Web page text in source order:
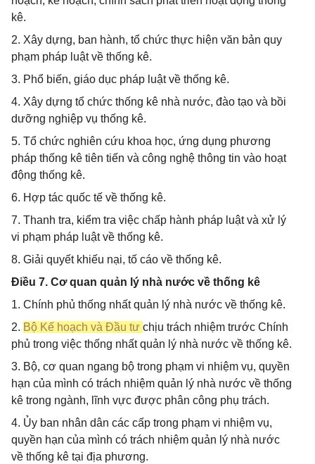
kê.
2. Xây dựng, ban hành, tổ chức thực hiện văn bản quy
phạm pháp luật về thống kê.
3. Phổ biến, giáo dục pháp luật về thống kê.
4. Xây dựng tổ chức thống kê nhà nước, đào tạo và bồi
dưỡng nghiệp vụ thống kê.
5. Tổ chức nghiên cứu khoa học, ứng dụng phương
pháp thống kê tiên tiến và công nghệ thông tin vào hoạt
động thống kê.
6. Hợp tác quốc tế về thống kê.
7. Thanh tra, kiểm tra việc chấp hành pháp luật và xử lý
vi phạm pháp luật về thống kê.
8. Giải quyết khiếu nại, tố cáo về thống kê.
Điều 7. Cơ quan quản lý nhà nước về thống kê
1. Chính phủ thống nhất quản lý nhà nước về thống kê.
2. Bộ Kế hoạch và Đầu tư chịu trách nhiệm trước Chính
phủ trong việc thống nhất quản lý nhà nước về thống kê.
3. Bộ, cơ quan ngang bộ trong phạm vi nhiệm vụ, quyền
hạn của mình có trách nhiệm quản lý nhà nước về thống
kê trong ngành, lĩnh vực được phân công phụ trách.
4. Ủy ban nhân dân các cấp trong phạm vi nhiệm vụ,
quyền hạn của mình có trách nhiệm quản lý nhà nước
về thống kê tại địa phương.